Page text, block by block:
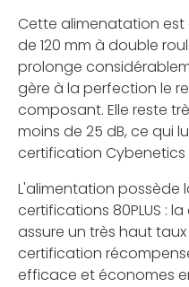
Cette alimenatation
de 120 mm à double
prolonge
gère à la perfection le
composant. Elle reste
moins de 25 dB, ce qui
certification Cybenetics
L'alimentation possède
certifications 80PLUS :
assure un très haut
certification
efficace et économes